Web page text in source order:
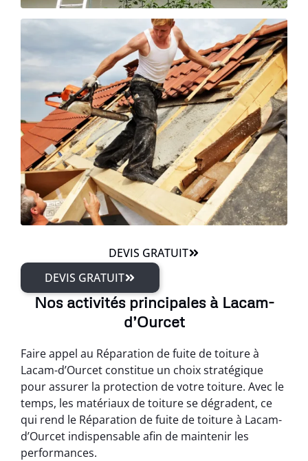
DEVIS GRATUIT
DEVIS GRATUIT
Nos activités principales à Lacam-
d’Ourcet
Faire appel au Réparation de fuite de toiture à
Lacam-d’Ourcet constitue un choix stratégique
pour assurer la protection de votre toiture. Avec le
temps, les matériaux de toiture se dégradent, ce
qui rend le Réparation de fuite de toiture à Lacam-
d’Ourcet indispensable afin de maintenir les
performances.